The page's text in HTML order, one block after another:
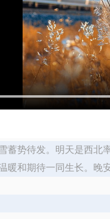
蓄势待发。明天是西北
暖和期待一同生长。晚